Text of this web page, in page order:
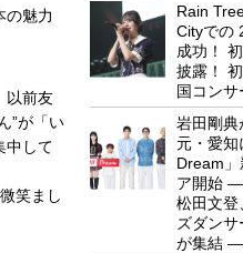
の魅力
以前友
”が「い
中して
笑まし
Rain
Cityでの
成功！
披露！
国コン
岩田剛典
元・愛
Dream
ア開始 ―
松田文登
ズダンサ
が集結 ―